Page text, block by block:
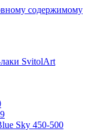
содержимому
лаки SvitolArt
Sky 450-500